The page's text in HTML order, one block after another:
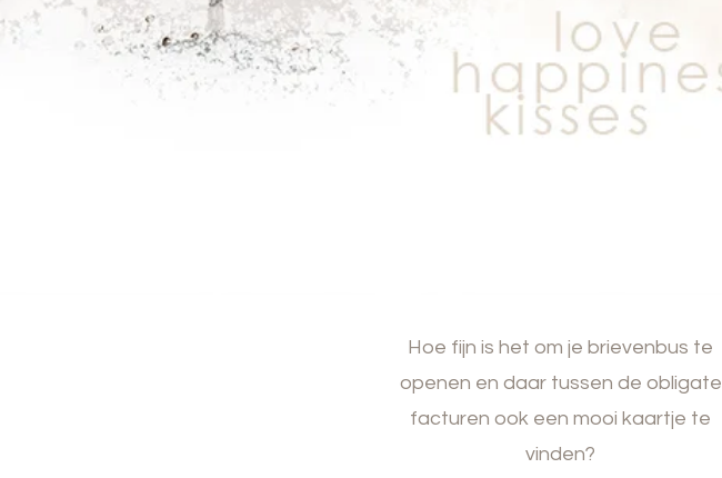
Hoe fijn is het om je brievenbus te
openen en daar tussen de obligate
facturen ook een mooi kaartje te
vinden?